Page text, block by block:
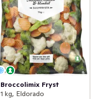
Broccolimix Fryst
1 kg, Eldorado